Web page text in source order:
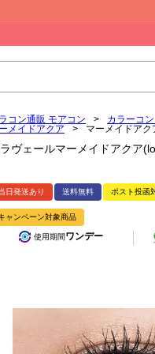
コン通販 モアコン > カラーコ
メイドアクア
> マーメイドアク
ヴェールマーメイドアクア
日発送あり 送料無料 ポスト投函
ャンペーン対象商品
使用期間ワンデー